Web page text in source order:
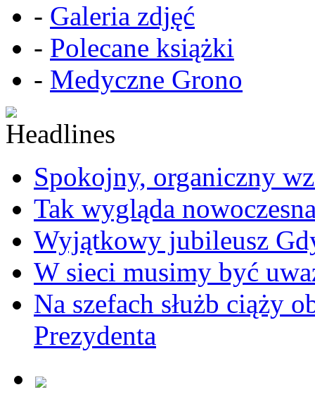
- Galeria zdjęć
- Polecane książki
- Medyczne Grono
Spokojny, organiczny
Tak wygląda
Wyjątkowy jubileusz
W sieci musimy być
Na szefach służb ciąży
Prezydenta